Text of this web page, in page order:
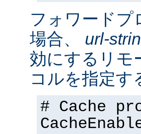
フォワードプ
場合、 url-
効にするリモ
コルを指定す
# Cache